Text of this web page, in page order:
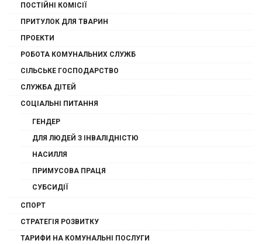
ПОСТІЙНІ КОМІСІЇ
ПРИТУЛОК ДЛЯ ТВАРИН
ПРОЕКТИ
РОБОТА КОМУНАЛЬНИХ СЛУЖБ
СІЛЬСЬКЕ ГОСПОДАРСТВО
СЛУЖБА ДІТЕЙ
СОЦІАЛЬНІ ПИТАННЯ
ГЕНДЕР
ДЛЯ ЛЮДЕЙ З ІНВАЛІДНІСТЮ
НАСИЛЛЯ
ПРИМУСОВА ПРАЦЯ
СУБСИДІЇ
СПОРТ
СТРАТЕГІЯ РОЗВИТКУ
ТАРИФИ НА КОМУНАЛЬНІ ПОСЛУГИ